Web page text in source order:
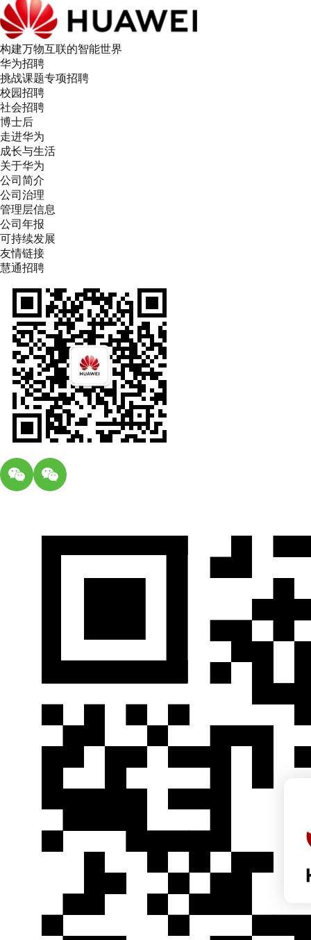
构建万物互联的智能世界
华为招聘
挑战课题专项招聘
校园招聘
社会招聘
博士后
走进华为
成长与生活
关于华为
公司简介
公司治理
管理层信息
公司年报
可持续发展
友情链接
慧通招聘